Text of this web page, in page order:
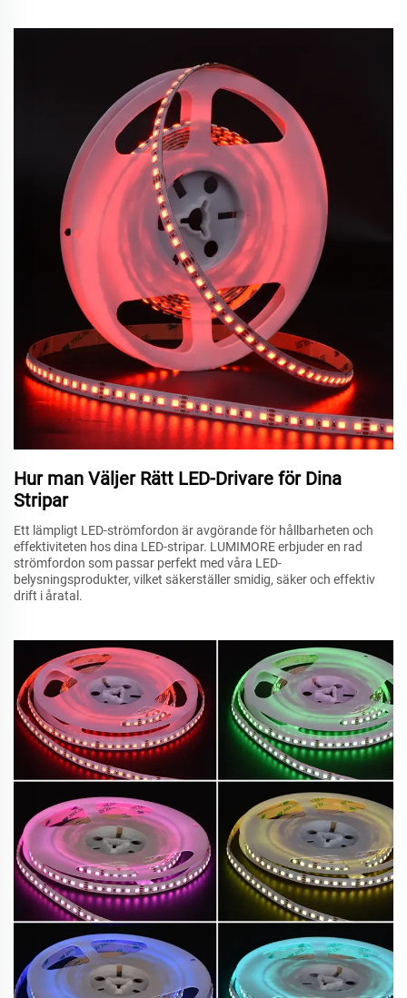
Hur man Väljer Rätt LED-Drivare för Dina
Stripar
Ett lämpligt LED-strömfordon är avgörande för hållbarheten och
effektiviteten hos dina LED-stripar. LUMIMORE erbjuder en rad
strömfordon som passar perfekt med våra LED-
belysningsprodukter, vilket säkerställer smidig, säker och effektiv
drift i åratal.